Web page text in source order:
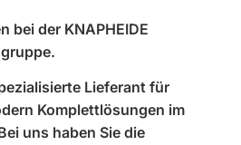
bei der KNAPHEIDE
Lieferant für
Komplettlösungen im
uns haben Sie die